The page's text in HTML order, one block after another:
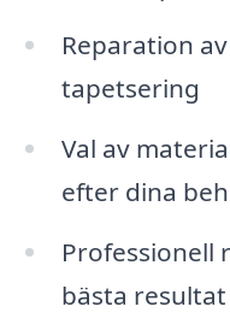
Reparation
tapetsering
Val av
efter dina
Professionell
bästa resultat